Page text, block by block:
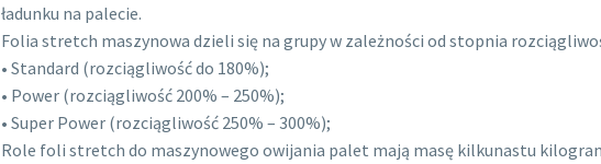
ładunku na palecie.
Folia stretch maszynowa dzieli się na grupy w zależności od stopnia
• Standard (rozciągliwość do 180%);
• Power (rozciągliwość 200% – 250%);
• Super Power (rozciągliwość 250% – 300%);
Role foli stretch do maszynowego owijania palet mają masę kilkunastu